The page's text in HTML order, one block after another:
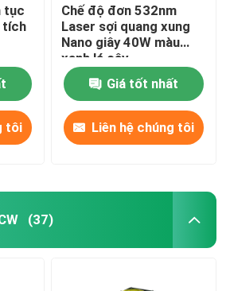
tục
tích
tôi
Chế độ đơn 532nm
Laser sợi quang xung
Nano giây 40W màu
xanh lá cây
Giá tốt nhất
Liên hệ chúng tôi
(37)